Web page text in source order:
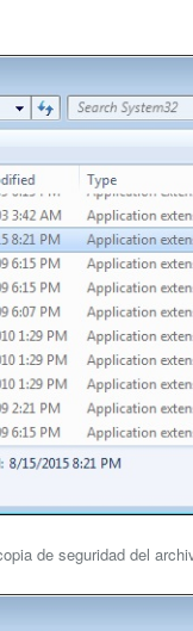
de seguridad del